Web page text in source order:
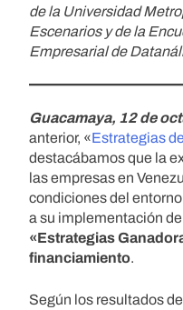
de la Universidad
Escenarios y de la
Empresarial de
Guacamaya, 12 de
anterior, «Estrategias
destacábamos que la
las empresas en
condiciones del
a su implementación
«Estrategias
financiamiento.
Según los resultados